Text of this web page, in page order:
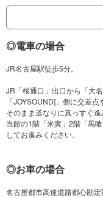
◎電車の場合
JR名古屋駅徒歩5分。
JR「桜通口」出口から「大
「JOYSOUND]」側に交差点
そのまま道なりに真っすぐ進
当館の1階「米寅」2階「馬
◎お車の場合
名古屋都市高速道路都心勘